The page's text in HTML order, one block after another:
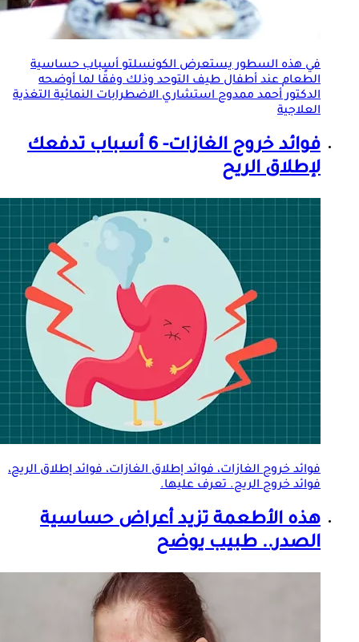
في هذه السطور يستعرض الكونسلتو أسبابحساسية
الطعامعند أطفال طيف التوحد وذلك وفقًا لما أوضحه
الدكتور أحمد ممدوح استشاري الاضطرابات النمائية التغذية
العلاجية
فوائد خروج الغازات- 6 أسباب تدفعك
لإطلاق الريح
فوائد خروج الغازات، فوائد إطلاق الغازات، فوائد إطلاق الريح،
فوائد خروج الريح. تعرف عليها.
هذه الأطعمة تزيد أعراض حساسية
الصدر.. طبيب يوضح